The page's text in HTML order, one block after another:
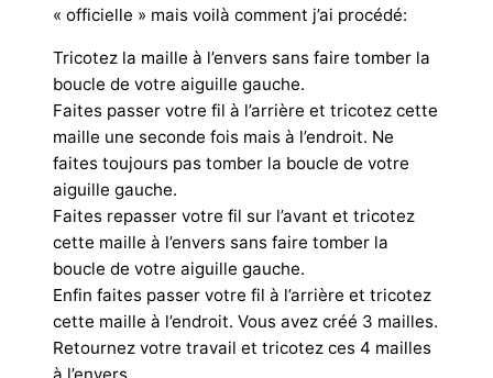
« officielle » mais voilà comment j’ai procédé:
Tricotez la maille à l’envers sans faire tomber la
boucle de votre aiguille gauche.
Faites passer votre fil à l’arrière et tricotez cette
maille une seconde fois mais à l’endroit. Ne
faites toujours pas tomber la boucle de votre
aiguille gauche.
Faites repasser votre fil sur l’avant et tricotez
cette maille à l’envers sans faire tomber la
boucle de votre aiguille gauche.
Enfin faites passer votre fil à l’arrière et tricotez
cette maille à l’endroit. Vous avez créé 3 mailles.
Retournez votre travail et tricotez ces 4 mailles